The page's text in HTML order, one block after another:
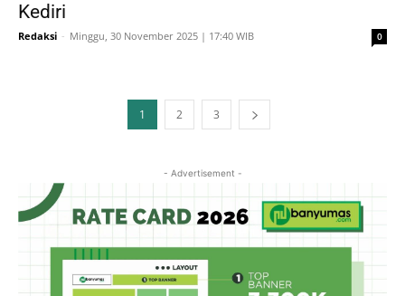
Kediri
Redaksi - Minggu, 30 November 2025 | 17:40 WIB 0
1 2 3
- Advertisement -